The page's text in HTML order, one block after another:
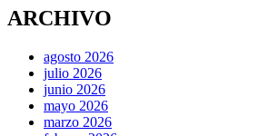
ARCHIVO
agosto 2026
julio 2026
junio 2026
mayo 2026
marzo 2026